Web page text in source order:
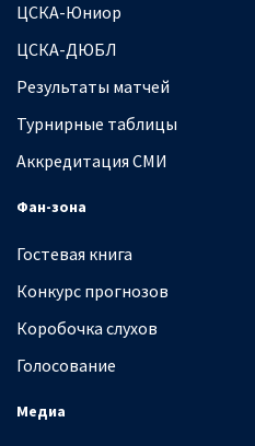
ЦСКА-Юниор
ЦСКА-ДЮБЛ
Результаты матчей
Турнирные таблицы
Аккредитация СМИ
Фан-зона
Гостевая книга
Конкурс прогнозов
Коробочка слухов
Голосование
Медиа